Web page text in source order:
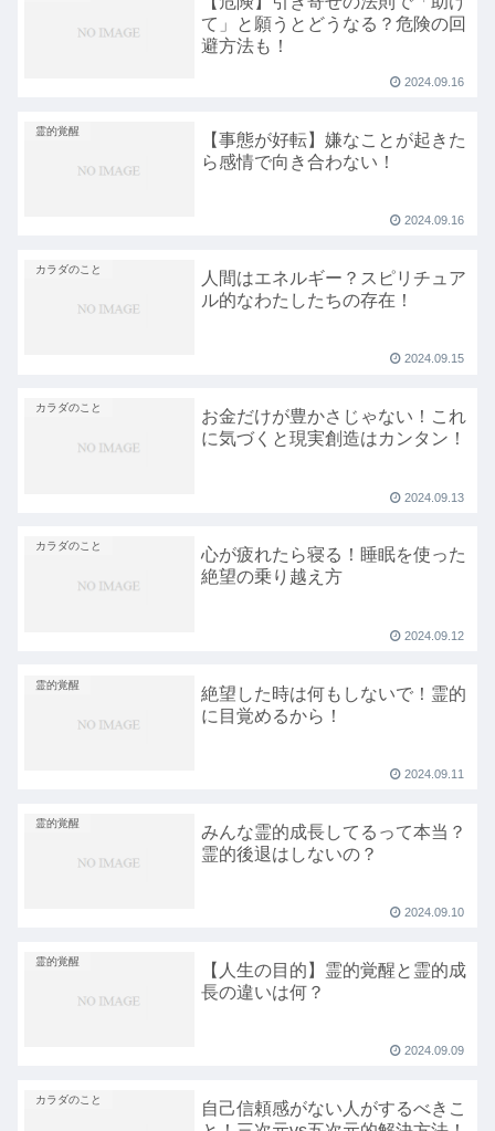
て」と願うとどうなる？危険の回
避方法も！
2024.09.16
霊的覚醒
【事態が好転】嫌なことが起きた
ら感情で向き合わない！
2024.09.16
カラダのこと
人間はエネルギー？スピリチュア
ル的なわたしたちの存在！
2024.09.15
カラダのこと
お金だけが豊かさじゃない！これ
に気づくと現実創造はカンタン！
2024.09.13
カラダのこと
心が疲れたら寝る！睡眠を使った
絶望の乗り越え方
2024.09.12
霊的覚醒
絶望した時は何もしないで！霊的
に目覚めるから！
2024.09.11
霊的覚醒
みんな霊的成長してるって本当？
霊的後退はしないの？
2024.09.10
霊的覚醒
【人生の目的】霊的覚醒と霊的成
長の違いは何？
2024.09.09
カラダのこと
自己信頼感がない人がするべきこ